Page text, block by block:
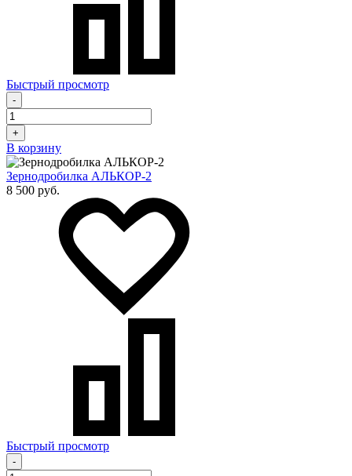
Быстрый просмотр
-
+
В корзину
Зернодробилка АЛЬКОР-2
8 500 руб.
Быстрый просмотр
-